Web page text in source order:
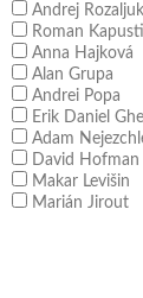
Andrej Rozaljuk
Roman
Anna Hajková
Alan Grupa
Andrei Popa
Erik Daniel
Adam
David Hofman
Makar Levišin
Marián Jirout